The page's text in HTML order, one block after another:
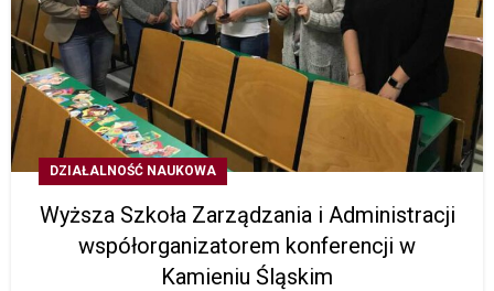
DZIAŁALNOŚĆ NAUKOWA
Wyższa Szkoła Zarządzania i Administracji
współorganizatorem konferencji w
Kamieniu Śląskim